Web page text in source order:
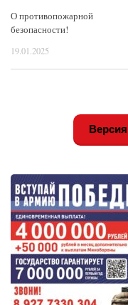
О противопожарной
безопасности!
19.01.2025